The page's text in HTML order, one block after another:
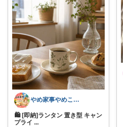
やめ家事やめこ♡一軍インテリア
🛍 [即納]ランタン 置き型 キャン
プライ ...